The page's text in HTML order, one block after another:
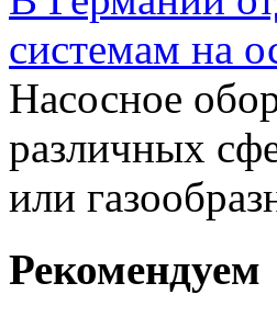
системам на
Насосное
различных
или
Рекомендуем